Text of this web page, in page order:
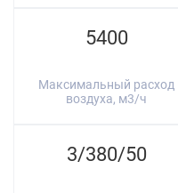
5400
Максимальный расход
воздуха, м3/ч
3/380/50